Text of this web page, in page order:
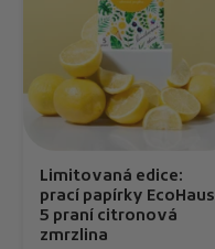
Limitovaná edice:
prací papírky EcoHaus
5 praní citronová
zmrzlina